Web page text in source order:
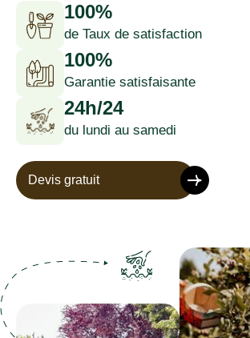
100%
de Taux de satisfaction
100%
Garantie satisfaisante
24h/24
du lundi au samedi
Devis gratuit